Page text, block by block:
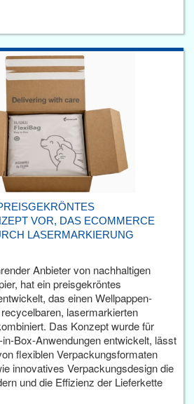
VOR, DAS ECOMMERCE
LASERMARKIERUNG
Anbieter von nachhaltigen
hat ein preisgekröntes
das einen Wellpappen-
lasermarkierten
Das Konzept wurde für
Box-Anwendungen entwickelt, lässt
flexiblen Verpackungsformaten
innovatives Verpackungsdesign die
und die Effizienz der Lieferkette